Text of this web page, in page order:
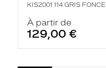
KIS2001 114 GRIS FONCE
À partir de
129,00 €